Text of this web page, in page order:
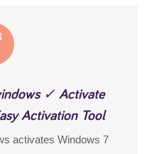
✓ Activate
Activation Tool
activates Windows 7